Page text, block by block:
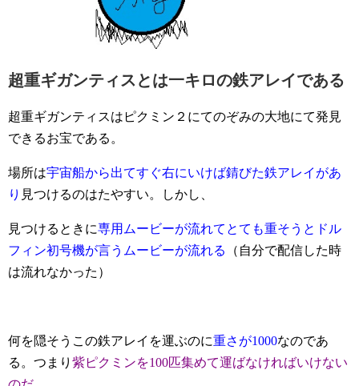
超重ギガンティスとは一キロの鉄アレイである
超重ギガンティスはピクミン２にてのぞみの大地にて発見
できるお宝である。
場所は宇宙船から出てすぐ右にいけば錆びた鉄アレイがあ
り 見つけるのはたやすい。しかし、
見つけるときに専用ムービーが流れてとても重そうとドル
フィン初号機が言うムービーが流れる
（自分で配信した時
は流れなかった）
何を隠そうこの鉄アレイを運ぶのに重さが1000なのであ
る。つまり 紫ピクミンを100匹集めて運ばなければいけない